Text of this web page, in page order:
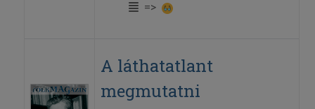
=>
A láthatatlant
megmutatni